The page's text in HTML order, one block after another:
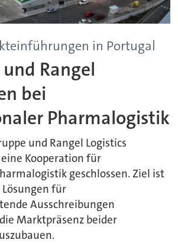
in Portugal
Rangel
bei
Pharmalogistik
und Rangel Logistics
Kooperation für
geschlossen. Ziel ist
für
Ausschreibungen
Marktpräsenz beider